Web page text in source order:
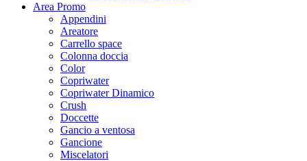
Area Promo
Appendini
Areatore
Carrello space
Colonna doccia
Color
Copriwater
Copriwater Dinamico
Crush
Doccette
Gancio a ventosa
Gancione
Miscelatori